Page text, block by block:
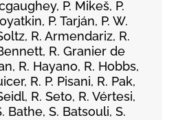
P. Mikeš, P.
P. Tarján, P. W.
R. Armendariz, R.
R. Granier de
R. Hayano, R. Hobbs,
R. P. Pisani, R. Pak,
R. Seto, R. Vértesi,
Bathe, S. Batsouli, S.